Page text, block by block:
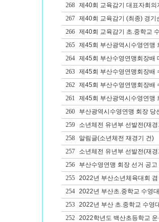
268
제40회 교육감기 대표자회의
267
제40회 교육감기 (최종) 경기
266
제40회 교육감기 초.중학교
265
제45회 부산광역시수영연맹
264
제45회 부산수영연맹회장배
263
제45회 부산수영연맹회장배
262
제45회 부산수영연맹회장배
261
제45회 부산광역시수영연맹
260
부산광역시수영연맹 회장 당
259
소년체전 유년부 선발전(재
258
알림글(소년체전 재경기 건)
257
소년체전 유년부 선발전(재
256
부산수영연맹 회장 선거 공고
255
2022년 부산소년체육대회
254
2022년 부산초.중학교 수영
253
2022년 부산 초.중학교 수영
252
2022학년도 백산초등학교